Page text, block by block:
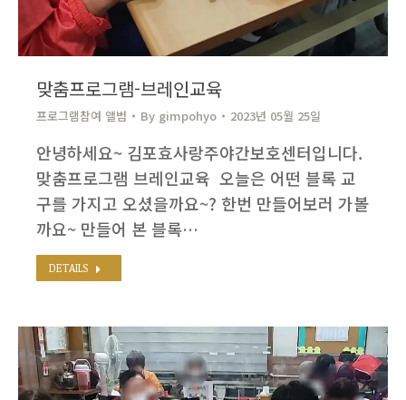
맞춤프로그램-브레인교육
프로그램참여 앨범 By gimpohyo​ 2023년 05월 25일
안녕하세요~ 김포효사랑주야간보호센터입니다. ​
맞춤프로그램 브레인교육 ​ 오늘은 어떤 블록 교
구를 가지고 오셨을까요~? 한번 만들어보러 가볼
까요~ 만들어 본 블록…
DETAILS